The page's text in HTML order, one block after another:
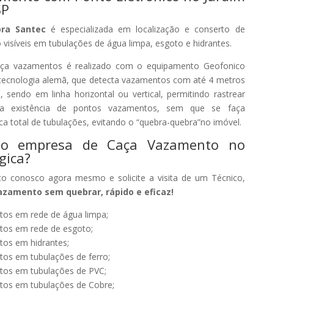
Santec é especializada em localização e conserto de
em tubulações de água limpa, esgoto e hidrantes.
vazamentos é realizado com o equipamento Geofonico
alemã, que detecta vazamentos com até 4 metros
sendo em linha horizontal ou vertical, permitindo rastrear
existência de pontos vazamentos, sem que se faça
total de tubulações, evitando o “quebra-quebra”no imóvel.
empresa de Caça Vazamento no
conosco agora mesmo e solicite a visita de um Técnico,
sem quebrar, rápido e eficaz!
em rede de água limpa;
em rede de esgoto;
em hidrantes;
em tubulações de ferro;
em tubulações de PVC;
em tubulações de Cobre;